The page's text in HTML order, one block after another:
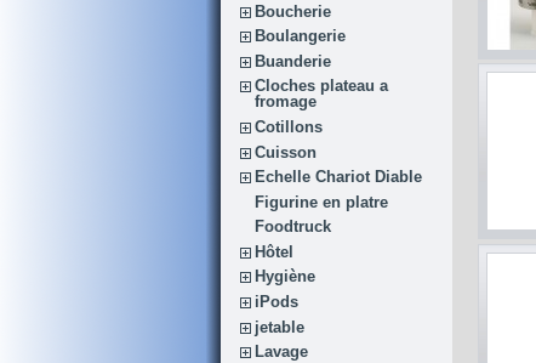
Boucherie
Boulangerie
Buanderie
Cloches plateau a
fromage
Cotillons
Cuisson
Echelle Chariot Diable
Figurine en platre
Foodtruck
Hôtel
Hygiène
iPods
jetable
Lavage